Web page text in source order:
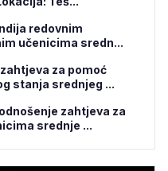
redovnim
učenicima sredn...
za pomoć
stanja srednjeg ...
zahtjeva za
srednje ...